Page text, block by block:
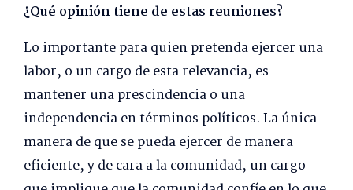
¿Qué opinión tiene de estas reuniones?
Lo importante para quien pretenda ejercer una
labor, o un cargo de esta relevancia, es
mantener una prescindencia o una
independencia en términos políticos. La única
manera de que se pueda ejercer de manera
eficiente, y de cara a la comunidad, un cargo